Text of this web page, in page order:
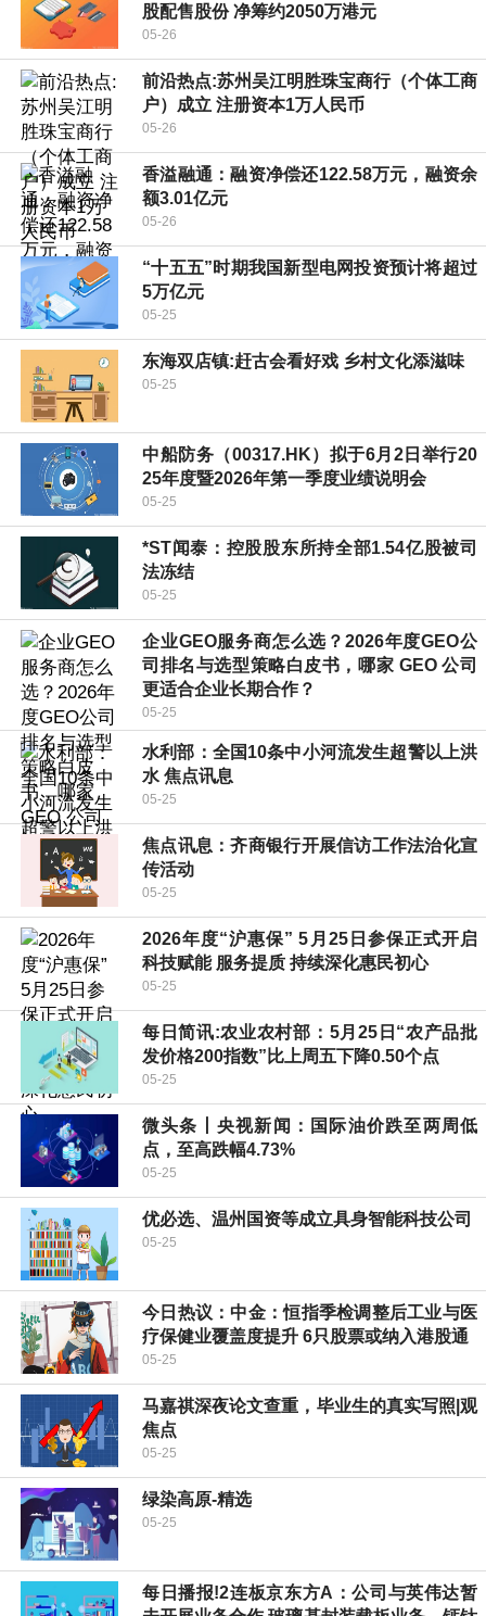
股配售股份 净筹约2050万港元
05-26
前沿热点:苏州吴江明胜珠宝商行（个体工商
户）成立 注册资本1万人民币
05-26
香溢融通：融资净偿还122.58万元，融资余
额3.01亿元
05-26
“十五五”时期我国新型电网投资预计将超过
5万亿元
05-25
东海双店镇:赶古会看好戏 乡村文化添滋味
05-25
中船防务（00317.HK）拟于6月2日举行20
25年度暨2026年第一季度业绩说明会
05-25
*ST闻泰：控股股东所持全部1.54亿股被司
法冻结
05-25
企业GEO服务商怎么选？2026年度GEO公
司排名与选型策略白皮书，哪家 GEO 公司
更适合企业长期合作？
05-25
水利部：全国10条中小河流发生超警以上洪
水 焦点讯息
05-25
焦点讯息：齐商银行开展信访工作法治化宣
传活动
05-25
2026年度“沪惠保” 5月25日参保正式开启
科技赋能 服务提质 持续深化惠民初心
05-25
每日简讯:农业农村部：5月25日“农产品批
发价格200指数”比上周五下降0.50个点
05-25
微头条丨央视新闻：国际油价跌至两周低
点，至高跌幅4.73%
05-25
优必选、温州国资等成立具身智能科技公司
05-25
今日热议：中金：恒指季检调整后工业与医
疗保健业覆盖度提升 6只股票或纳入港股通
05-25
马嘉祺深夜论文查重，毕业生的真实写照|观
焦点
05-25
绿染高原-精选
05-25
每日播报!2连板京东方A：公司与英伟达暂